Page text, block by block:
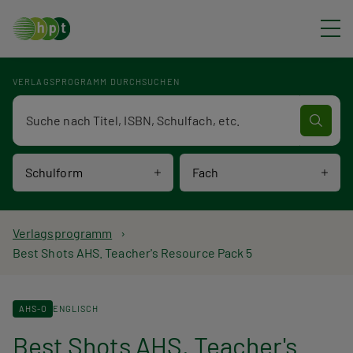
VERLAGSPROGRAMM DURCHSUCHEN
Schulform Fach
Verlagsprogramm Volltextsuche
P
a
d
Verlagsprogramm
Best Shots AHS. Teacher's Resource Pack 5
AHS-O ENGLISCH
Best Shots AHS. Teacher's